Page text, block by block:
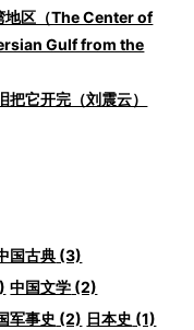
地区（The Center of
Gulf from the
它开完（刘震云）
国古典 (3)
中国文学 (2)
军事史 (2) 日本史 (1)